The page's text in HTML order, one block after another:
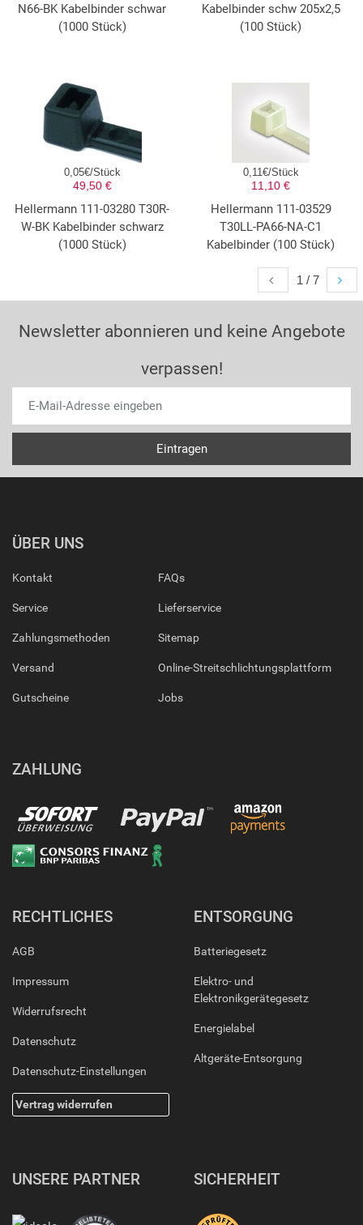
N66-BK Kabelbinder schwar
(1000 Stück)
Kabelbinder schw 205x2,5
(100 Stück)
0,05€/Stück
49,50 €
Hellermann 111-03280 T30R-
W-BK Kabelbinder schwarz
(1000 Stück)
0,11€/Stück
11,10 €
Hellermann 111-03529
T30LL-PA66-NA-C1
Kabelbinder (100 Stück)
1 / 7
Newsletter abonnieren und keine Angebote
verpassen!
ÜBER UNS
Kontakt
Service
Zahlungsmethoden
Versand
Gutscheine
FAQs
Lieferservice
Sitemap
Online-Streitschlichtungsplattform
Jobs
ZAHLUNG
RECHTLICHES
AGB
Impressum
Widerrufsrecht
Datenschutz
Datenschutz-Einstellungen
Vertrag widerrufen
ENTSORGUNG
Batteriegesetz
Elektro- und
Elektronikgerätegesetz
Energielabel
Altgeräte-Entsorgung
UNSERE PARTNER SICHERHEIT